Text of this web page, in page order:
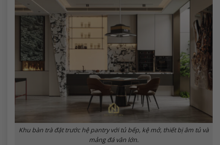
Khu bàn trà đặt trước hệ pantry với tủ bếp, kệ mở, thiết bị âm tủ và
mảng đá vân lớn.